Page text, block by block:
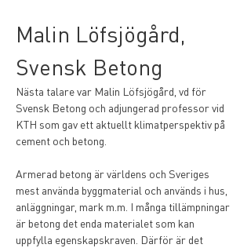
Malin Löfsjögård,
Svensk Betong
Nästa talare var Malin Löfsjögård, vd för
Svensk Betong och adjungerad professor vid
KTH som gav ett aktuellt klimatperspektiv på
cement och betong.
Armerad betong är världens och Sveriges
mest använda byggmaterial och används i hus,
anläggningar, mark m.m. I många tillämpningar
är betong det enda materialet som kan
uppfylla egenskapskraven. Därför är det